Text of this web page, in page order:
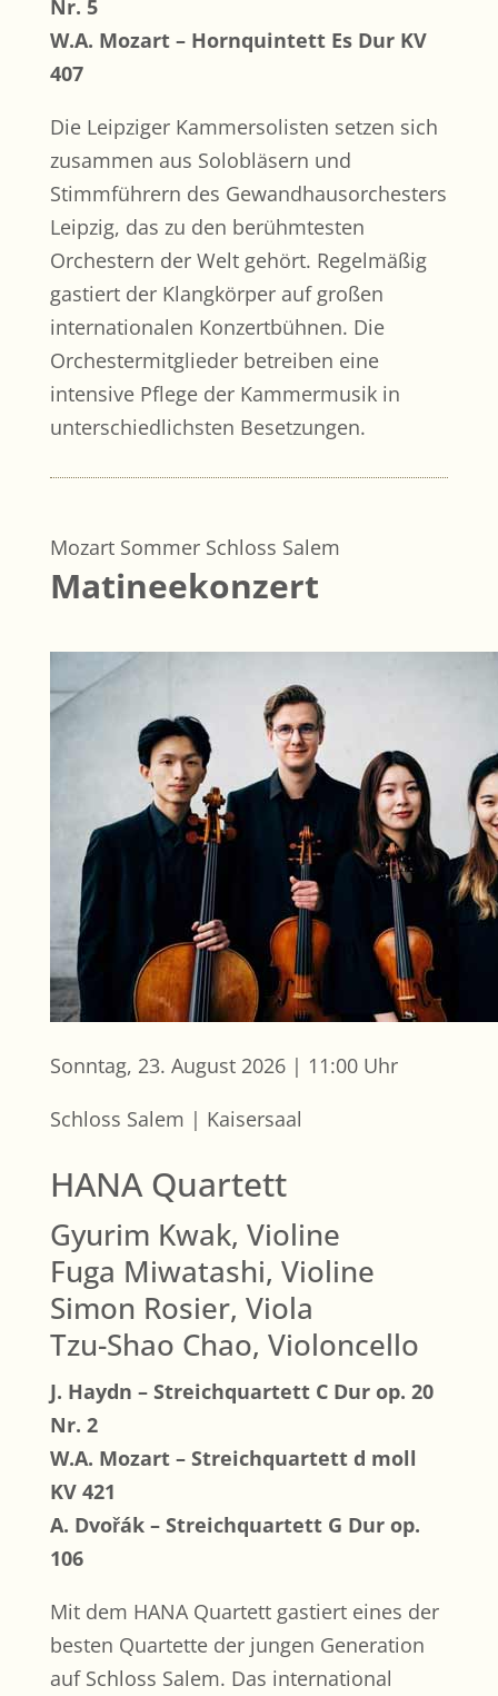
Nr. 5
W.A. Mozart – Hornquintett Es Dur KV
407
Die Leipziger Kammersolisten setzen sich
zusammen aus Solobläsern und
Stimmführern des Gewandhausorchesters
Leipzig, das zu den berühmtesten
Orchestern der Welt gehört. Regelmäßig
gastiert der Klangkörper auf großen
internationalen Konzertbühnen. Die
Orchestermitglieder betreiben eine
intensive Pflege der Kammermusik in
unterschiedlichsten Besetzungen.
Mozart Sommer Schloss Salem
Matineekonzert
Sonntag, 23. August 2026 | 11:00 Uhr
Schloss Salem | Kaisersaal
HANA Quartett
Gyurim Kwak, Violine
Fuga Miwatashi, Violine
Simon Rosier, Viola
Tzu-Shao Chao, Violoncello
J. Haydn – Streichquartett C Dur op. 20
Nr. 2
W.A. Mozart – Streichquartett d moll
KV 421
A. Dvořák – Streichquartett G Dur op.
106
Mit dem HANA Quartett gastiert eines der
besten Quartette der jungen Generation
auf Schloss Salem. Das international